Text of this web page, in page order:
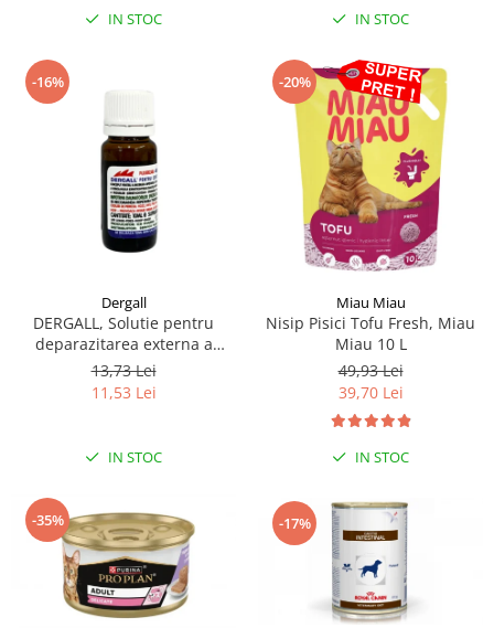
IN STOC IN STOC
-16%
Dergall
DERGALL, Solutie pentru
deparazitarea externa a
gainilor si adaposturilor 10 ml
13,73 Lei
11,53 Lei
IN STOC
-20%
Miau Miau
Nisip Pisici Tofu Fresh, Miau
Miau 10 L
49,93 Lei
39,70 Lei
IN STOC
-35% -17%